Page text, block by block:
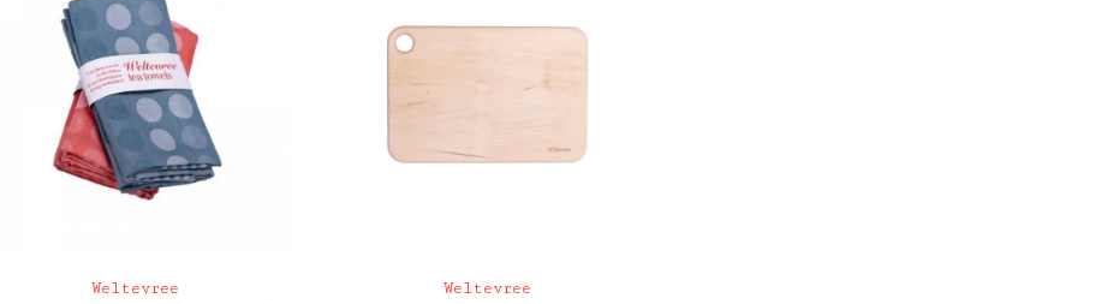
Weltevree Weltevree